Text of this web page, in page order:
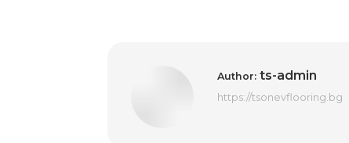
Author: ts-admin
https://tsonevflooring.bg